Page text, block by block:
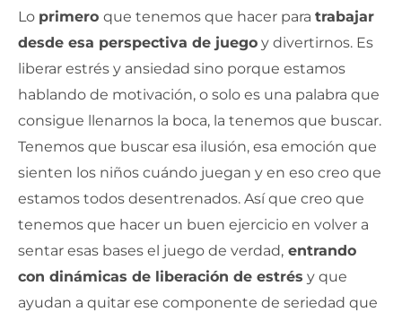
Lo primero que tenemos que hacer para trabajar
desde esa perspectiva de juego y divertirnos. Es
liberar estrés y ansiedad sino porque estamos
hablando de motivación, o solo es una palabra que
consigue llenarnos la boca, la tenemos que buscar.
Tenemos que buscar esa ilusión, esa emoción que
sienten los niños cuándo juegan y en eso creo que
estamos todos desentrenados. Así que creo que
tenemos que hacer un buen ejercicio en volver a
sentar esas bases el juego de verdad, entrando
con dinámicas de liberación de estrés y que
ayudan a quitar ese componente de seriedad que